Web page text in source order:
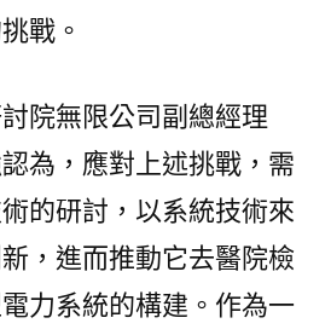
戰。
院無限公司副總經理
認為，應對上述挑戰，需
的研討，以系統技術來
，進而推動它去醫院檢
力系統的構建。作為一